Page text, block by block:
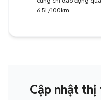
6.5L/100km.
Cập nhật